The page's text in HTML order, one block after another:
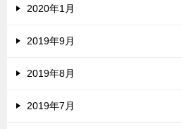
2020年1月
2019年9月
2019年8月
2019年7月